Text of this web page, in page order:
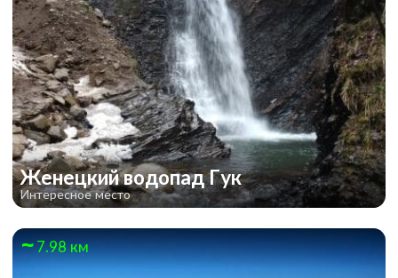
Женецкий водопад Гук
Интересное место
7.98 км